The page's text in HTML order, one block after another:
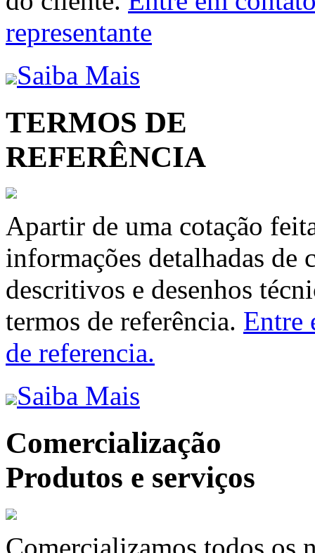
representante
Saiba Mais
TERMOS DE
REFERÊNCIA
Apartir de uma cotação
informações detalhadas de
descritivos e desenhos
termos de referência. Entre
de referencia.
Saiba Mais
Comercialização
Produtos e serviços